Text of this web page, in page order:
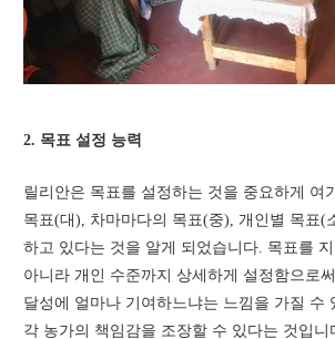
2. 목표 설정 능력
릴리안은 목표를 설정하는 것을 중요하게 여
목표(대), 차마마다의 목표(중), 개인별 목표(
하고 있다는 것을 알게 되었습니다. 목표를
아니라 개인 수준까지 상세하게 설정함으로
달성에 얼마나 기여하느냐는 느낌을 가질 수
각 농가의 책임감을 조장할 수 있다는 것입니